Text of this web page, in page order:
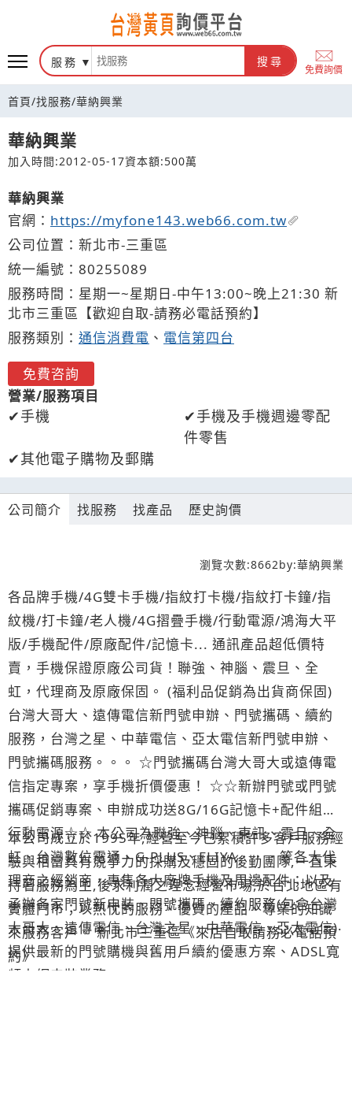
台灣黃頁詢價平台
服務 搜尋
免費詢價
首頁/找服務/華納興業
華納興業
加入時間:2012-05-17資本額:500萬
華納興業
官網： https://myfone143.web66.com.tw
公司位置：新北市-三重區
統一編號：80255089
服務時間：星期一~星期日-中午13:00~晚上21:30 新
北市三重區【歡迎自取-請務必電話預約】
服務類別： 通信消費電 、 電信第四台
免費咨詢
營業/服務項目
手機
手機及手機週邊零配
件零售
其他電子購物及郵購
公司簡介 找服務 找產品 歷史詢價
瀏覽次數:8662by:華納興業
各品牌手機/4G雙卡手機/指紋打卡機/指紋打卡鐘/指
紋機/打卡鐘/老人機/4G摺疊手機/行動電源/鴻海大平
版/手機配件/原廠配件/記憶卡... 通訊產品超低價特
賣，手機保證原廠公司貨！聯強、神腦、震旦、全
虹，代理商及原廠保固。 (福利品促銷為出貨商保固)
台灣大哥大、遠傳電信新門號申辦、門號攜碼、續約
服務，台灣之星、中華電信、亞太電信新門號申辦、
門號攜碼服務。。。 ☆門號攜碼台灣大哥大或遠傳電
信指定專案，享手機折價優惠！ ☆☆新辦門號或門號
攜碼促銷專案、申辦成功送8G/16G記憶卡+配件組或
行動電源☆☆ 本公司為聯強、神腦、東訊、震旦、全
虹、台灣數位電通、G-PLUS、ELIYA．．．等各大代
理商之經銷商，專售各大廠牌手機及周邊配件；以及
承辦各家門號新申裝、門號攜碼、續約服務(包含台灣
大哥大、遠傳電信、台灣之星、中華電信、亞太電信)‧
提供最新的門號購機與舊用戶續約優惠方案、ADSL寬
頻上網申裝業務。
本公司成立於1995年,經營至今已累積許多客戶服務經
驗與相當具有競爭力的採購及穩固的後勤團隊,一直秉
持著服務為主,後求利潤之理念經營市場,於台北地區有
實體門市；以熱忱的服務、優質的產品、專業的知識
來服務客戶。 新北市三重區《來店自取請務必電話預
約》